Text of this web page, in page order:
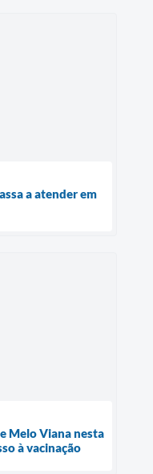
a atender em
Melo Viana nesta
à vacinação